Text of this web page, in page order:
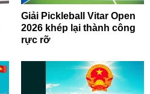
Giải Pickleball Vitar Open
2026 khép lại thành công
rực rỡ